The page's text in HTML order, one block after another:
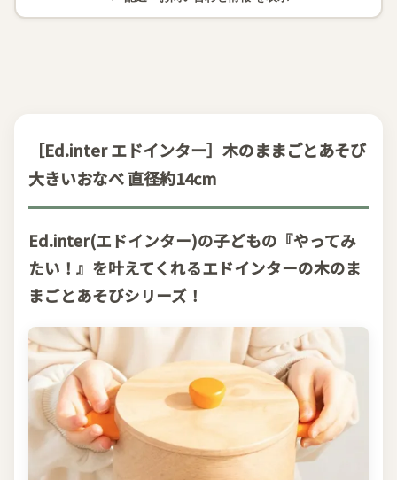
［Ed.inter エドインター］木のままごとあそび
大きいおなべ 直径約14cm
Ed.inter(エドインター)の子どもの『やってみ
たい！』を叶えてくれるエドインターの木のま
まごとあそびシリーズ！